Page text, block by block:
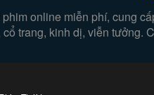
online miễn phí, cung
trang, kinh dị, viễn tưởng.